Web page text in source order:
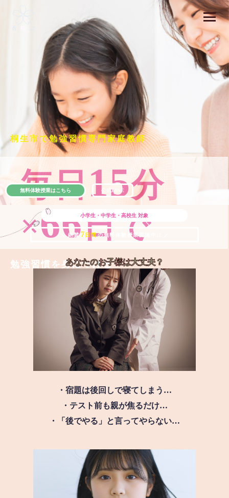
桐生市で勉強習慣専門家庭教師
毎日15分
×66日で
勉強習慣を身につける
小学生・中学生・高校生 対象
＼ 絶賛 7 日間の無料体験授業実施中!! ／
無料体験授業はこちら 公式LINE
あなたのお子様は大丈夫？
・宿題は後回しで寝てしまう…
・テスト前も親が焦るだけ…
・「後でやる」と言ってやらない…